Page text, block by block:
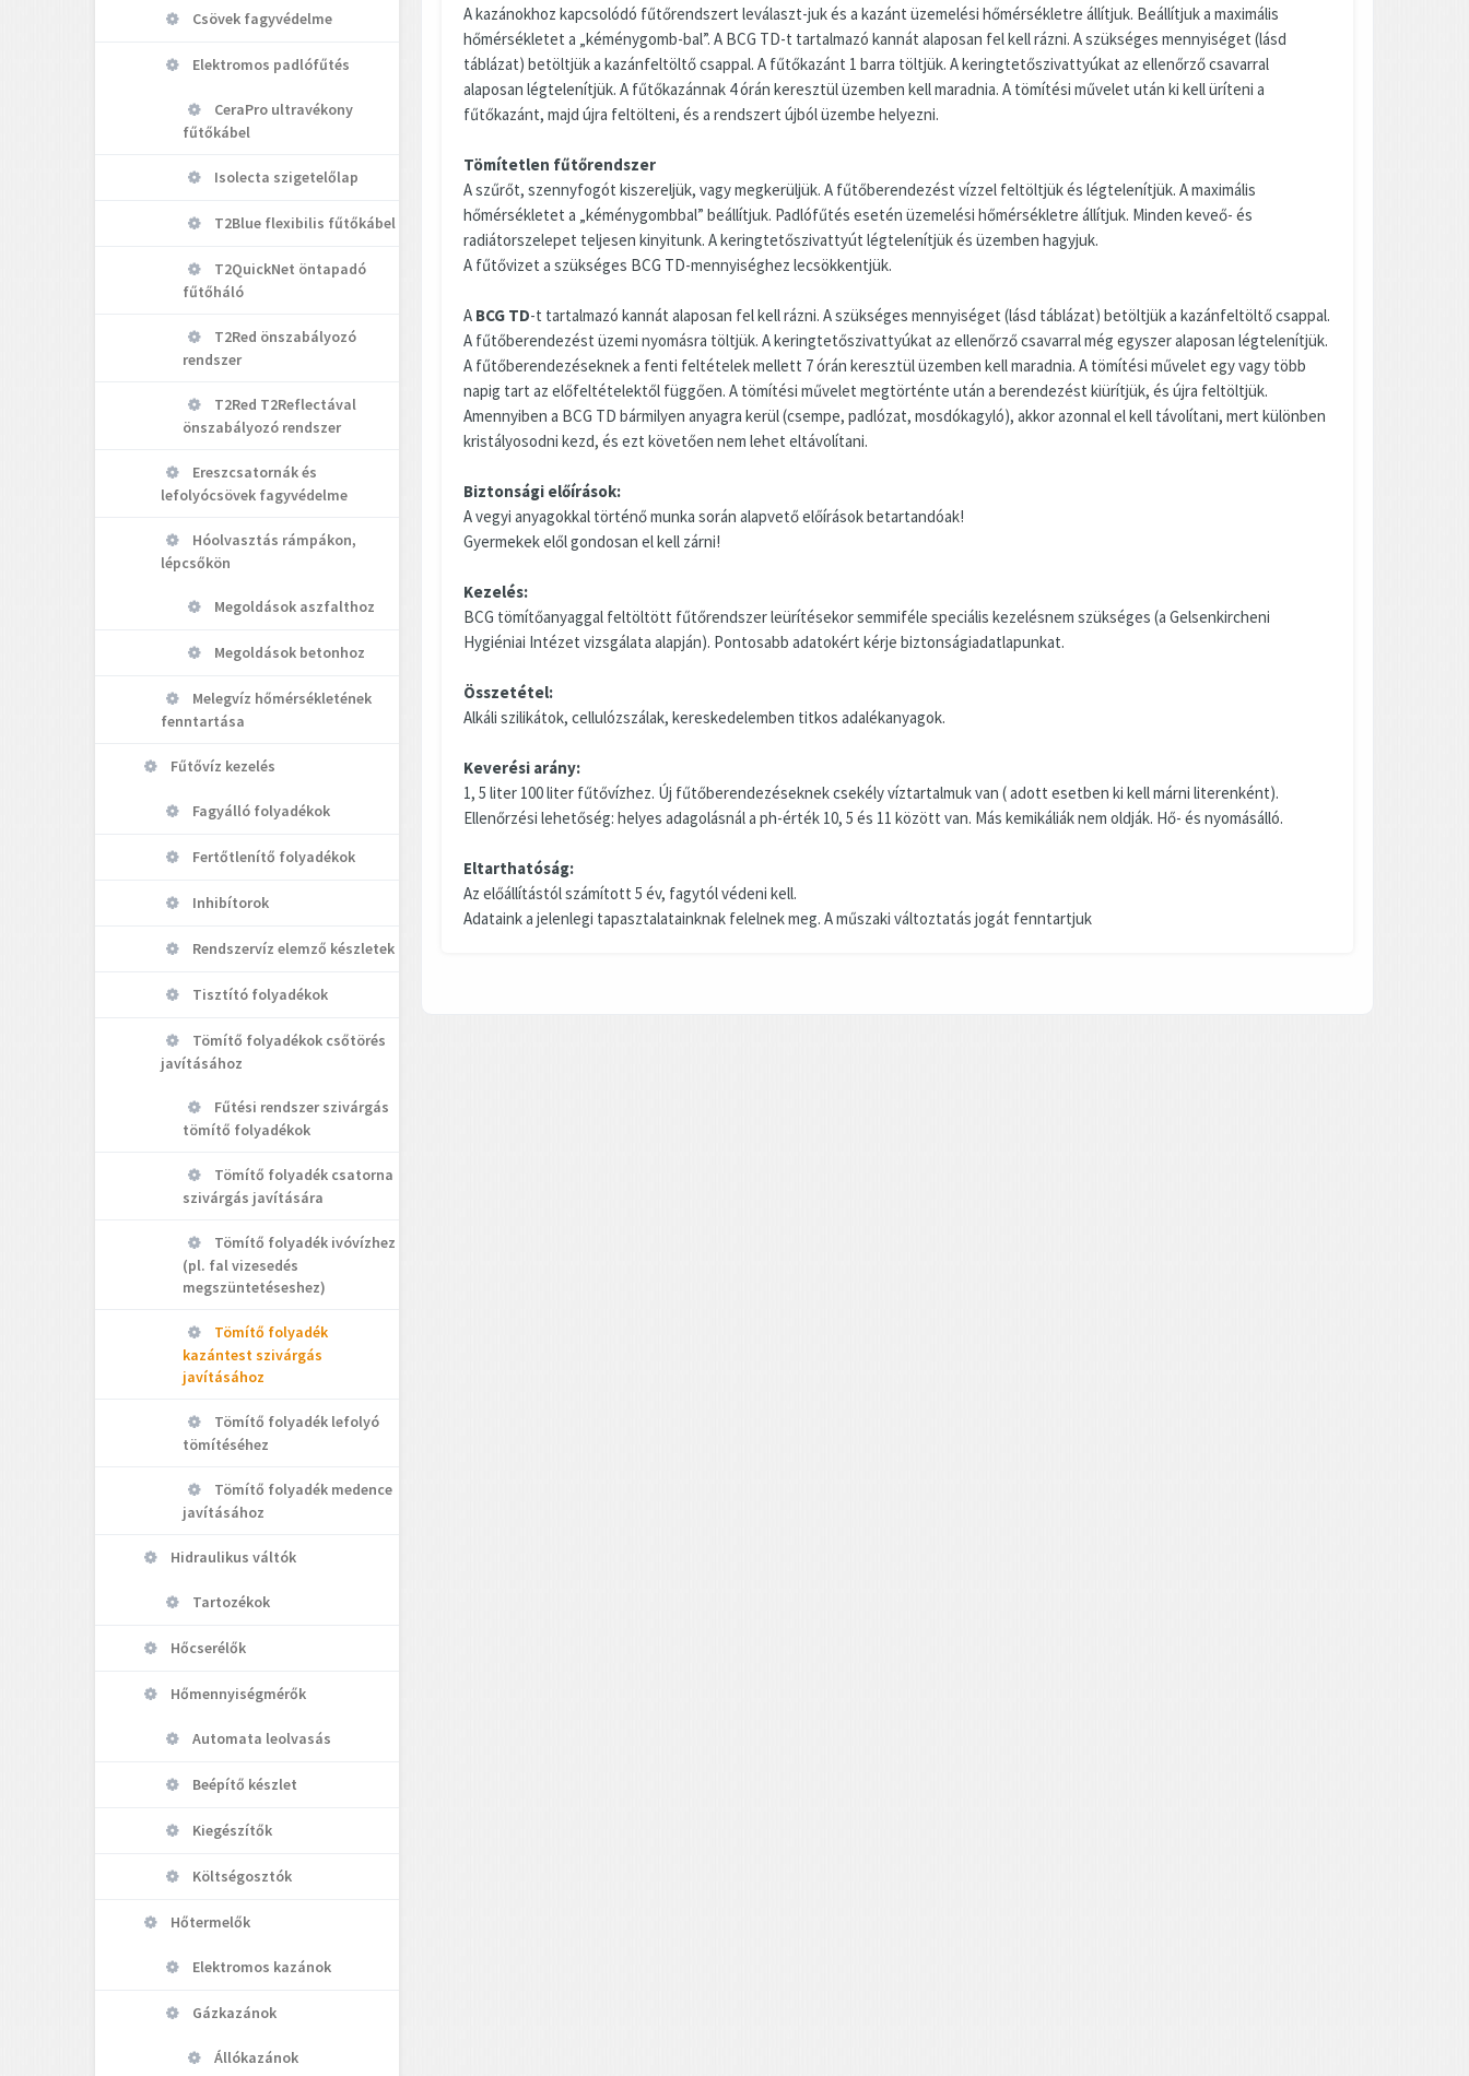
Csövek fagyvédelme
Elektromos padlófűtés
CeraPro ultravékony
fűtőkábel
Isolecta szigetelőlap
T2Blue flexibilis fűtőkábel
T2QuickNet öntapadó
fűtőháló
T2Red önszabályozó
rendszer
T2Red T2Reflectával
önszabályozó rendszer
Ereszcsatornák és
lefolyócsövek fagyvédelme
Hóolvasztás rámpákon,
lépcsőkön
Megoldások aszfalthoz
Megoldások betonhoz
Melegvíz hőmérsékletének
fenntartása
Fűtővíz kezelés
Fagyálló folyadékok
Fertőtlenítő folyadékok
Inhibítorok
Rendszervíz elemző készletek
Tisztító folyadékok
Tömítő folyadékok csőtörés
javításához
Fűtési rendszer szivárgás
tömítő folyadékok
Tömítő folyadék csatorna
szivárgás javítására
Tömítő folyadék ivóvízhez
(pl. fal vizesedés
megszüntetéseshez)
Tömítő folyadék
kazántest szivárgás
javításához
Tömítő folyadék lefolyó
tömítéséhez
Tömítő folyadék medence
javításához
Hidraulikus váltók
Tartozékok
Hőcserélők
Hőmennyiségmérők
Automata leolvasás
Beépítő készlet
Kiegészítők
Költségosztók
Hőtermelők
Elektromos kazánok
Gázkazánok
Állókazánok
A kazánokhoz kapcsolódó fűtőrendszert leválaszt-juk és a kazánt üzemelési hőmérsékletre állítjuk. Beállítjuk a maximális
hőmérsékletet a „kéménygomb-bal”. A BCG TD-t tartalmazó kannát alaposan fel kell rázni. A szükséges mennyiséget (lásd
táblázat) betöltjük a kazánfeltöltő csappal. A fűtőkazánt 1 barra töltjük. A keringtetőszivattyúkat az ellenőrző csavarral
alaposan légtelenítjük. A fűtőkazánnak 4 órán keresztül üzemben kell maradnia. A tömítési művelet után ki kell üríteni a
fűtőkazánt, majd újra feltölteni, és a rendszert újból üzembe helyezni.
Tömítetlen fűtőrendszer
A szűrőt, szennyfogót kiszereljük, vagy megkerüljük. A fűtőberendezést vízzel feltöltjük és légtelenítjük. A maximális
hőmérsékletet a „kéménygombbal” beállítjuk. Padlófűtés esetén üzemelési hőmérsékletre állítjuk. Minden keveő- és
radiátorszelepet teljesen kinyitunk. A keringtetőszivattyút légtelenítjük és üzemben hagyjuk.
A fűtővizet a szükséges BCG TD-mennyiséghez lecsökkentjük.
A BCG TD-t tartalmazó kannát alaposan fel kell rázni. A szükséges mennyiséget (lásd táblázat) betöltjük a kazánfeltöltő csappal.
A fűtőberendezést üzemi nyomásra töltjük. A keringtetőszivattyúkat az ellenőrző csavarral még egyszer alaposan légtelenítjük.
A fűtőberendezéseknek a fenti feltételek mellett 7 órán keresztül üzemben kell maradnia. A tömítési művelet egy vagy több
napig tart az előfeltételektől függően. A tömítési művelet megtörténte után a berendezést kiürítjük, és újra feltöltjük.
Amennyiben a BCG TD bármilyen anyagra kerül (csempe, padlózat, mosdókagyló), akkor azonnal el kell távolítani, mert különben
kristályosodni kezd, és ezt követően nem lehet eltávolítani.
Biztonsági előírások:
A vegyi anyagokkal történő munka során alapvető előírások betartandóak!
Gyermekek elől gondosan el kell zárni!
Kezelés:
BCG tömítőanyaggal feltöltött fűtőrendszer leürítésekor semmiféle speciális kezelésnem szükséges (a Gelsenkircheni
Hygiéniai Intézet vizsgálata alapján). Pontosabb adatokért kérje biztonságiadatlapunkat.
Összetétel:
Alkáli szilikátok, cellulózszálak, kereskedelemben titkos adalékanyagok.
Keverési arány:
1, 5 liter 100 liter fűtővízhez. Új fűtőberendezéseknek csekély víztartalmuk van ( adott esetben ki kell márni literenként).
Ellenőrzési lehetőség: helyes adagolásnál a ph-érték 10, 5 és 11 között van. Más kemikáliák nem oldják. Hő- és nyomásálló.
Eltarthatóság:
Az előállítástól számított 5 év, fagytól védeni kell.
Adataink a jelenlegi tapasztalatainknak felelnek meg. A műszaki változtatás jogát fenntartjuk